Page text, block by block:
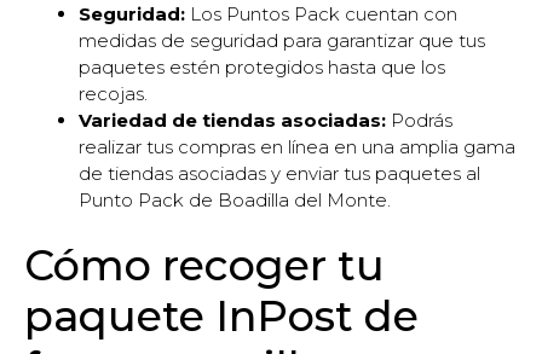
Seguridad: Los Puntos Pack cuentan con
medidas de seguridad para garantizar que tus
paquetes estén protegidos hasta que los
recojas.
Variedad de tiendas asociadas: Podrás
realizar tus compras en línea en una amplia gama
de tiendas asociadas y enviar tus paquetes al
Punto Pack de Boadilla del Monte.
Cómo recoger tu
paquete InPost de